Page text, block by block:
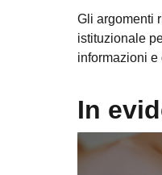
Gli argomenti
istituzionale
informazioni e
In